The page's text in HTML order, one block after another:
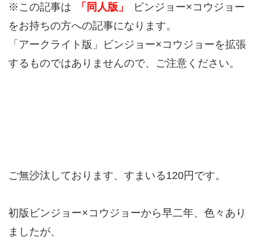
※この記事は 「同人版」
ビンジョー×コウジョー
をお持ちの方への記事になります。
「アークライト版」ビンジョー×コウジョーを拡張
するものではありませんので、ご注意ください。
ご無沙汰しております、すまいる120円です。
初版ビンジョー×コウジョーから早二年、色々あり
ましたが、